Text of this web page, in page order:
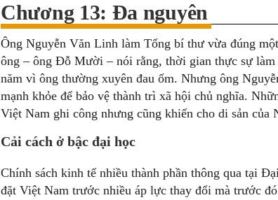
Chương 13: Đa nguyên
Ông Nguyễn Văn Linh làm Tổng bí thư vừa đúng
ông – ông Đỗ Mười – nói rằng, thời gian thực sự
năm vì ông thường xuyên đau ốm. Nhưng ông
mạnh khỏe để bảo vệ thành trì xã hội chủ nghĩa.
Việt Nam ghi công nhưng cũng khiến cho di sản của
Cải cách ở bậc đại học
Chính sách kinh tế nhiều thành phần thông qua tại
đặt Việt Nam trước nhiều áp lực thay đổi mà trước